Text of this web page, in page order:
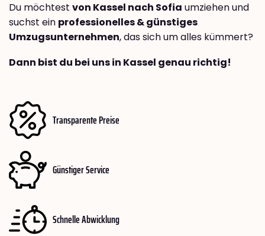
Du möchtest von Kassel nach Sofia umziehen und
suchst ein professionelles & günstiges
Umzugsunternehmen, das sich um alles kümmert?
Dann bist du bei uns in Kassel genau richtig!
Transparente Preise
Günstiger Service
Schnelle Abwicklung